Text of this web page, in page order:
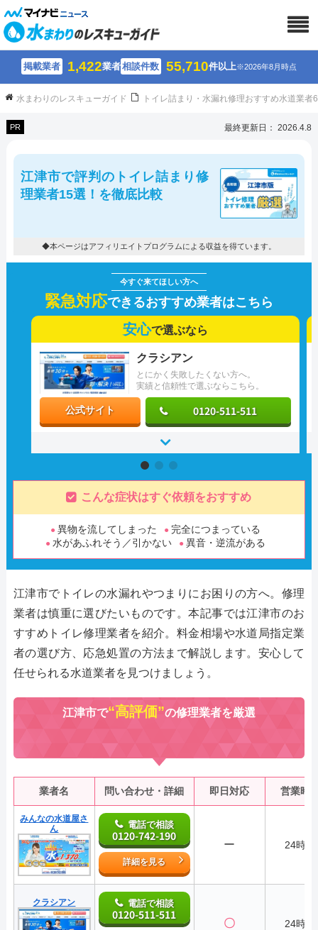
掲載業者 1,422業者相談件数 55,710件以上※2026年8月時点
水まわりのレスキューガイド トイレ詰まり・水漏れ修理おすすめ水道業
PR 最終更新日： 2026.4.8
江津市で評判のトイレ詰まり修
理業者15選！を徹底比較
◆本ページはアフィリエイトプログラムによる収益を得ています。
緊急対応できるおすすめ業者はこちら
安心で選ぶなら
とにかく失敗したくない方へ。
実績と信頼性で選ぶならこちら。
クラシアン
公式サイト 0120-511-511
こんな症状はすぐ依頼をおすすめ
異物を流してしまった
完全につまっている
水があふれそう／引かない
異音・逆流がある
江津市でトイレの水漏れやつまりにお困りの方へ。修理
業者は慎重に選びたいものです。本記事では江津市のお
すすめトイレ修理業者を紹介。料金相場や水道局指定業
者の選び方、応急処置の方法まで解説します。安心して
任せられる水道業者を見つけましょう。
江津市で“高評価”の修理業者を厳選
業者名 問い合わせ・詳細 即日対応 営業時
みんなの水道屋さ
ん
電話で相談
0120-742-190
詳細を見る
ー 24時間
クラシアン 電話で相談
0120-511-511
〇 24時間